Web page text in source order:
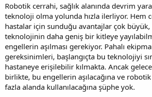
Robotik cerrahi, sağlık alanında devrim
teknoloji olma yolunda hızla ilerliyor. Hem
hastalar için sunduğu avantajlar çok büyük,
teknolojinin daha geniş bir kitleye
engellerin aşılması gerekiyor. Pahalı
gereksinimleri, başlangıçta bu teknolojiyi
hastaneye erişilebilir kılmakta. Ancak
birlikte, bu engellerin aşılacağına ve
fazla alanda kullanılacağına şüphe yok.